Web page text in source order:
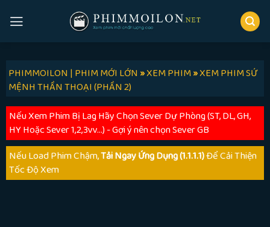
PHIMMOILON | PHIM MỚI LỚN»XEM PHIM»XEM PHIM SỨ
MỆNH THẦN THOẠI (PHẦN 2)
Nếu Xem Phim Bị Lag Hãy Chọn Sever Dự Phòng (ST, DL, GH,
HY Hoặc Sever 1,2,3vv...) - Gợi ý nên chọn Sever GB
Nếu Load Phim Chậm,Tải Ngay Ứng Dụng (1.1.1.1)Để Cải Thiện
Tốc Độ Xem